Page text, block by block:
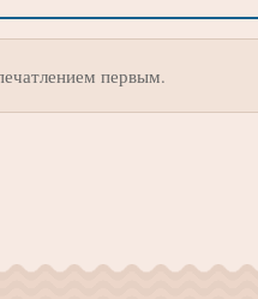
первым.